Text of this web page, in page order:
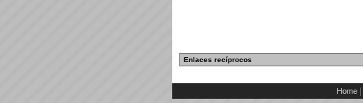
Enlaces recíprocos
Home